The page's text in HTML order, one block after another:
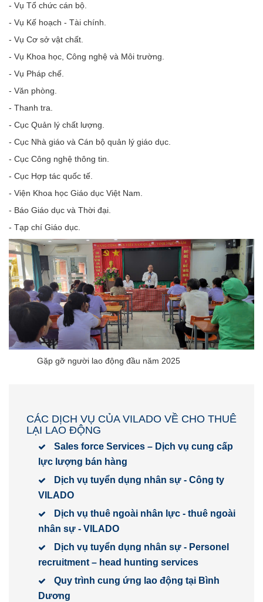
- Vụ Tổ chức cán bộ.
- Vụ Kế hoạch - Tài chính.
- Vụ Cơ sở vật chất.
- Vụ Khoa học, Công nghệ và Môi trường.
- Vụ Pháp chế.
- Văn phòng.
- Thanh tra.
- Cục Quản lý chất lượng.
- Cục Nhà giáo và Cán bộ quản lý giáo dục.
- Cục Công nghệ thông tin.
- Cục Hợp tác quốc tế.
- Viện Khoa học Giáo dục Việt Nam.
- Báo Giáo dục và Thời đại.
- Tạp chí Giáo dục.
Gặp gỡ người lao động đầu năm 2025
CÁC DỊCH VỤ CỦA VILADO VỀ CHO THUÊ
LẠI LAO ĐỘNG
Sales force Services – Dịch vụ cung cấp
lực lượng bán hàng
Dịch vụ tuyển dụng nhân sự - Công ty
VILADO
Dịch vụ thuê ngoài nhân lực - thuê ngoài
nhân sự - VILADO
Dịch vụ tuyển dụng nhân sự - Personel
recruitment – head hunting services
Quy trình cung ứng lao động tại Bình
Dương